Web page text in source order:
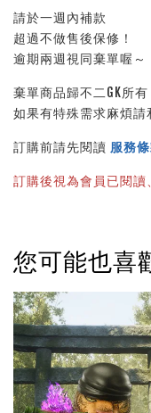
請於一週內補款
超過不做售後保修！
逾期兩週視同棄單喔～
棄單商品歸不二GK所
如果有特殊需求麻煩請
訂購前請先閱讀 服務
訂購後視為會員已閱讀
您可能也喜